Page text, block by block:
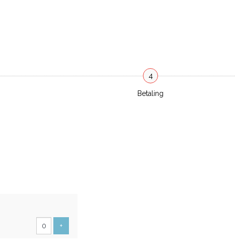
4
Betaling
+Voeg ticket toe